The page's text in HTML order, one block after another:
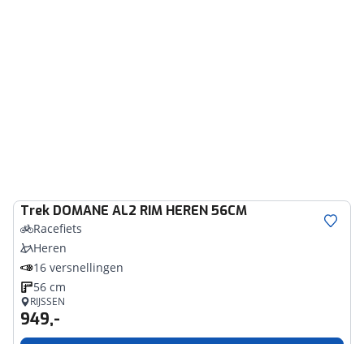
Trek DOMANE AL2 RIM HEREN 56CM
Racefiets
Heren
16 versnellingen
56 cm
RIJSSEN
949,-